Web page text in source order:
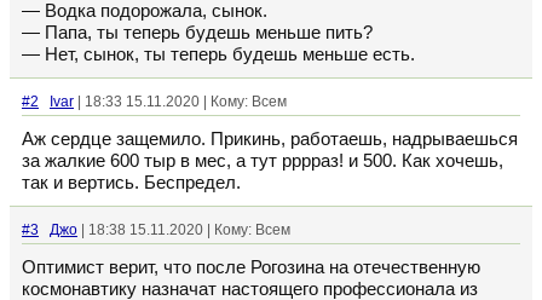
— Водка подорожала, сынок.
— Папа, ты теперь будешь меньше пить?
— Нет, сынок, ты теперь будешь меньше есть.
#2 Ivar | 18:33 15.11.2020 | Кому: Всем
Аж сердце защемило. Прикинь, работаешь, надрываешься
за жалкие 600 тыр в мес, а тут рррраз! и 500. Как хочешь,
так и вертись. Беспредел.
#3 Джо | 18:38 15.11.2020 | Кому: Всем
Оптимист верит, что после Рогозина на отечественную
космонавтику назначат настоящего профессионала из